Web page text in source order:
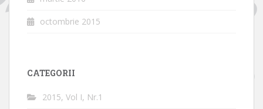
octombrie 2015
CATEGORII
2015, Vol I, Nr.1